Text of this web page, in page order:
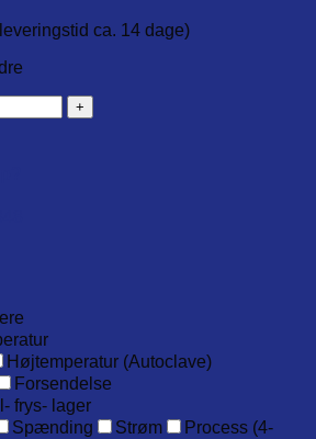
ca. 14 dage)
Højtemperatur (Autoclave)
Forsendelse
frys- lager
Spænding Strøm
Process (4-